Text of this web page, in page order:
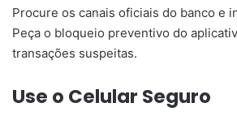
Procure os canais oficiais do banco e
Peça o bloqueio preventivo do
transações suspeitas.
Use o Celular Seguro